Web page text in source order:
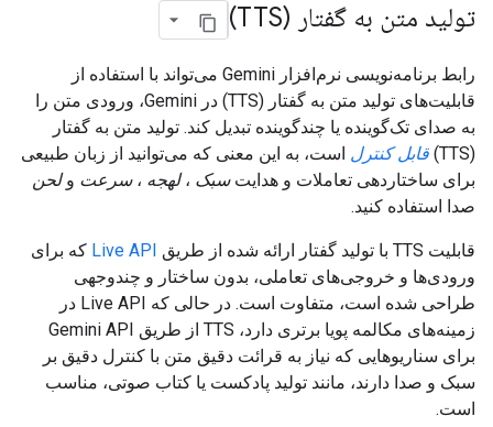
تولید متن به گفتار (TTS)
رابط برنامه‌نویسی نرم‌افزار Gemini می‌تواند با استفاده از
قابلیت‌های تولید متن به گفتار (TTS) در Gemini، ورودی متن را
به صدای تک‌گوینده یا چندگوینده تبدیل کند. تولید متن به گفتار
(TTS)
قابل کنترل است، به این معنی که می‌توانید از زبان طبیعی
برای ساختاردهی تعاملات و هدایتسبک ،لهجه ،سرعت ولحن
صدا استفاده کنید.
قابلیت TTS با تولید گفتار ارائه شده از طریق Live API که برای
ورودی‌ها و خروجی‌های تعاملی، بدون ساختار و چندوجهی
طراحی شده است، متفاوت است. در حالی که Live API در
زمینه‌های مکالمه پویا برتری دارد، TTS از طریق Gemini API
برای سناریوهایی که نیاز به قرائت دقیق متن با کنترل دقیق بر
سبک و صدا دارند، مانند تولید پادکست یا کتاب صوتی، مناسب
است.